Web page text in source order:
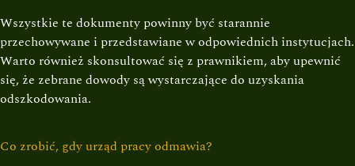
Wszystkie te dokumenty powinny być starannie
przechowywane i przedstawiane w odpowiednich instytucjach.
Warto również skonsultować się z prawnikiem, aby upewnić
się, że zebrane dowody są wystarczające do uzyskania
odszkodowania.
Co zrobić, gdy urząd pracy odmawia?